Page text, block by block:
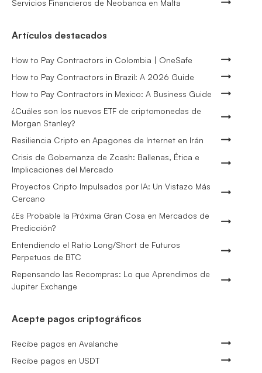
Servicios Financieros de Neobanca en Malta
Artículos destacados
How to Pay Contractors in Colombia | OneSafe
How to Pay Contractors in Brazil: A 2026 Guide
How to Pay Contractors in Mexico: A Business Guide
¿Cuáles son los nuevos ETF de criptomonedas de
Morgan Stanley?
Resiliencia Cripto en Apagones de Internet en Irán
Crisis de Gobernanza de Zcash: Ballenas, Ética e
Implicaciones del Mercado
Proyectos Cripto Impulsados por IA: Un Vistazo Más
Cercano
¿Es Probable la Próxima Gran Cosa en Mercados de
Predicción?
Entendiendo el Ratio Long/Short de Futuros
Perpetuos de BTC
Repensando las Recompras: Lo que Aprendimos de
Jupiter Exchange
Acepte pagos criptográficos
Recibe pagos en Avalanche
Recibe pagos en USDT